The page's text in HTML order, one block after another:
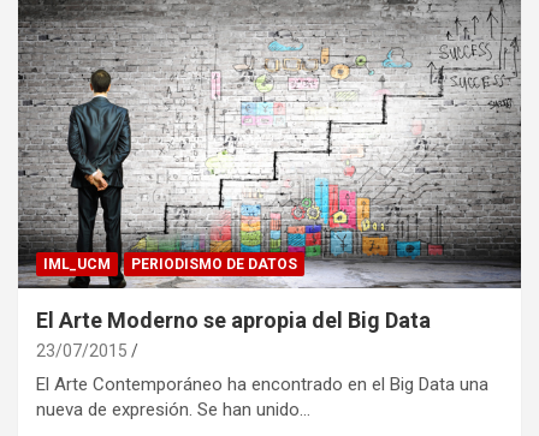
IML_UCM PERIODISMO DE DATOS
El Arte Moderno se apropia del Big Data
23/07/2015
El Arte Contemporáneo ha encontrado en el Big Data una
nueva de expresión. Se han unido…